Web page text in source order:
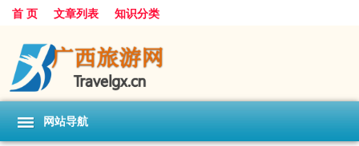
首 页 文章列表 知识分类
网站导航